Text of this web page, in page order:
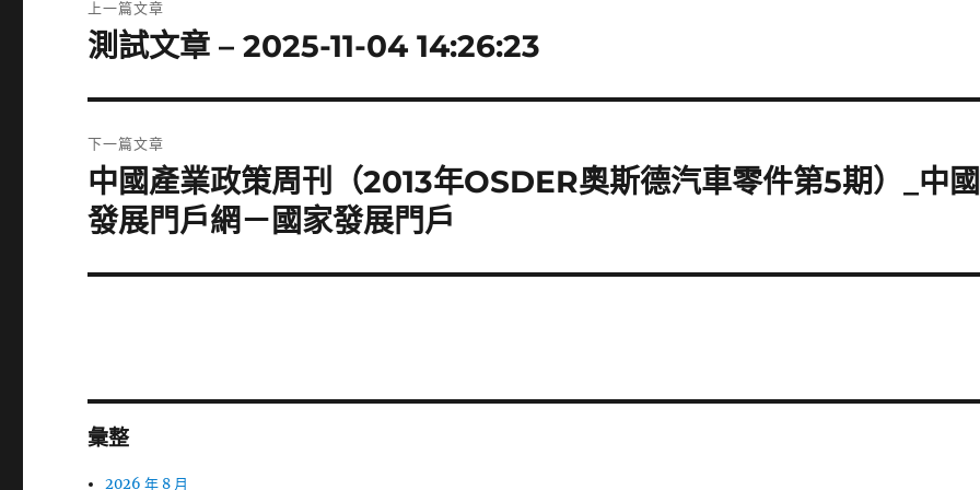
章
上一篇文章
上
篇
文
章:
測試文章 – 2025-11-04 14:26:23
下一篇文章
下
一
篇
文
中國產業政策周刊（2013年OSDER奧斯德汽車零件第5期）_中國
發展門戶網－國家發展門戶
彙整
2026 年 8 月